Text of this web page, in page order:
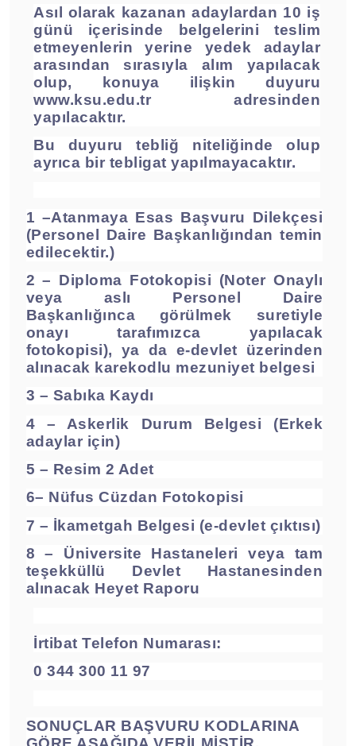
Asıl olarak kazanan adaylardan 10 iş
günü içerisinde belgelerini teslim
etmeyenlerin yerine yedek adaylar
arasından sırasıyla alım yapılacak
olup, konuya ilişkin duyuru
www.ksu.edu.tr adresinden
yapılacaktır.
Bu duyuru tebliğ niteliğinde olup
ayrıca bir tebligat yapılmayacaktır.
1 –Atanmaya Esas Başvuru Dilekçesi
(Personel Daire Başkanlığından temin
edilecektir.)
2 – Diploma Fotokopisi (Noter Onaylı
veya aslı Personel Daire
Başkanlığınca görülmek suretiyle
onayı tarafımızca yapılacak
fotokopisi), ya da e-devlet üzerinden
alınacak karekodlu mezuniyet belgesi
3 – Sabıka Kaydı
4 – Askerlik Durum Belgesi (Erkek
adaylar için)
5 – Resim 2 Adet
6– Nüfus Cüzdan Fotokopisi
7 – İkametgah Belgesi (e-devlet çıktısı)
8 – Üniversite Hastaneleri veya tam
teşekküllü Devlet Hastanesinden
alınacak Heyet Raporu
İrtibat Telefon Numarası:
0 344 300 11 97
SONUÇLAR BAŞVURU KODLARINA